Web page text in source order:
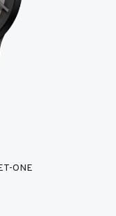
ONE